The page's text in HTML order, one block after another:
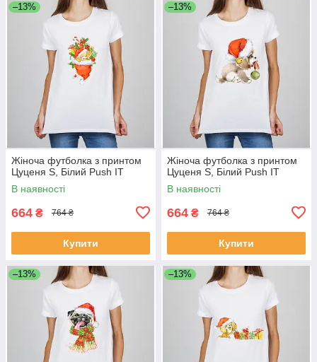
–13%
Жіноча футболка з принтом
Цуценя S, Білий Push IT
В наявності
664 ₴ 764 ₴
Купити
–13%
Жіноча футболка з принтом
Цуценя S, Білий Push IT
В наявності
664 ₴ 764 ₴
Купити
–13% –13%